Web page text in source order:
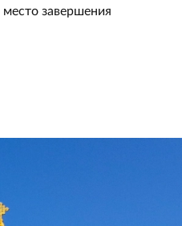
завершения